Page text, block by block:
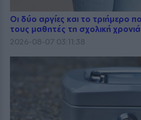
Οι δύο αργίες και το τριήμερο
τους μαθητές τη σχολική
2026-08-07 03:11:38